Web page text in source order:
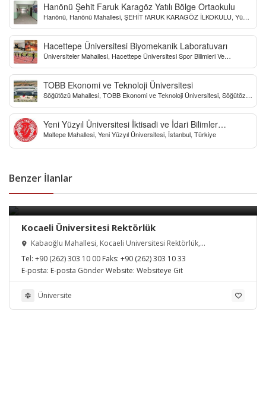
Hanönü Şehit Faruk Karagöz Yatılı Bölge Ortaokulu
Hanönü, Hanönü Mahallesi, ŞEHİT fARUK KARAGÖZ İLKOKULU, Yücel
Hacettepe Üniversitesi Biyomekanik Laboratuvarı
Üniversiteler Mahallesi, Hacettepe Üniversitesi Spor Bilimleri Ve
TOBB Ekonomi ve Teknoloji Üniversitesi
Söğütözü Mahallesi, TOBB Ekonomi ve Teknoloji Üniversitesi, Söğütözü
Yeni Yüzyıl Üniversitesi İktisadi ve İdari Bilimler
Fakültesi
Maltepe Mahallesi, Yeni Yüzyıl Üniversitesi, İstanbul, Türkiye
Benzer İlanlar
Kocaeli Üniversitesi Rektörlük
Kabaoğlu Mahallesi, Kocaeli Üniversitesi Rektörlük,
Tel: +90 (262) 303 10 00 Faks: +90 (262) 303 10 33
E-posta: E-posta GönderWebsite: Websiteye Git
Üniversite